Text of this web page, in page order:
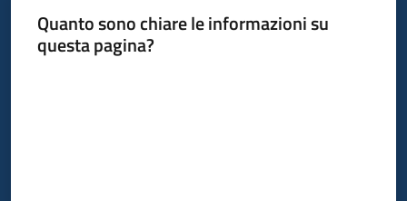
Quanto sono chiare le informazioni su
questa pagina?